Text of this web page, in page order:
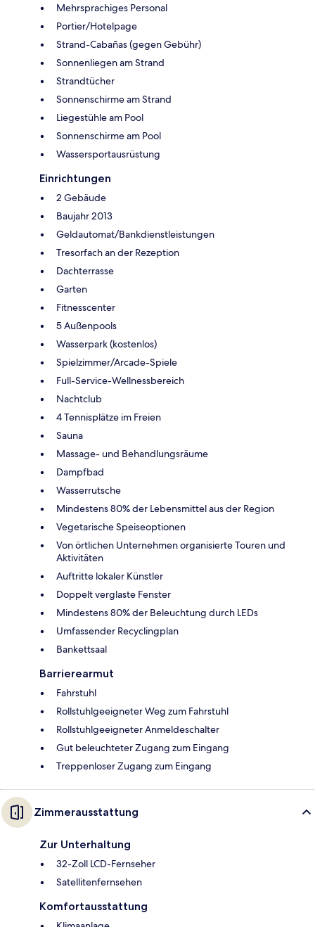
Mehrsprachiges Personal
Portier/Hotelpage
Strand-Cabañas (gegen Gebühr)
Sonnenliegen am Strand
Strandtücher
Sonnenschirme am Strand
Liegestühle am Pool
Sonnenschirme am Pool
Wassersportausrüstung
Einrichtungen
2 Gebäude
Baujahr 2013
Geldautomat/Bankdienstleistungen
Tresorfach an der Rezeption
Dachterrasse
Garten
Fitnesscenter
5 Außenpools
Wasserpark (kostenlos)
Spielzimmer/Arcade-Spiele
Full-Service-Wellnessbereich
Nachtclub
4 Tennisplätze im Freien
Sauna
Massage- und Behandlungsräume
Dampfbad
Wasserrutsche
Mindestens 80% der Lebensmittel aus der Region
Vegetarische Speiseoptionen
Von örtlichen Unternehmen organisierte Touren und
Aktivitäten
Auftritte lokaler Künstler
Doppelt verglaste Fenster
Mindestens 80% der Beleuchtung durch LEDs
Umfassender Recyclingplan
Bankettsaal
Barrierearmut
Fahrstuhl
Rollstuhlgeeigneter Weg zum Fahrstuhl
Rollstuhlgeeigneter Anmeldeschalter
Gut beleuchteter Zugang zum Eingang
Treppenloser Zugang zum Eingang
Zimmerausstattung
Zur Unterhaltung
32-Zoll LCD-Fernseher
Satellitenfernsehen
Komfortausstattung